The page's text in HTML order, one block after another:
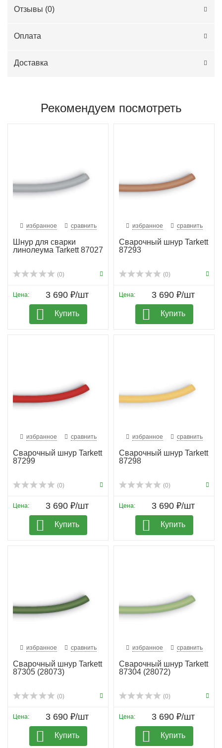
Отзывы (0)
Оплата
Доставка
Рекомендуем посмотреть
избранное сравнить
Шнур для сварки
линолеума Tarkett 87027
(0)
Цена: 3 690 ₽/шт
Купить
избранное сравнить
Сварочный шнур Tarkett
87293
(0)
Цена: 3 690 ₽/шт
Купить
избранное сравнить
Сварочный шнур Tarkett
87299
(0)
Цена: 3 690 ₽/шт
Купить
избранное сравнить
Сварочный шнур Tarkett
87298
(0)
Цена: 3 690 ₽/шт
Купить
избранное сравнить
Сварочный шнур Tarkett
87305 (28073)
(0)
Цена: 3 690 ₽/шт
Купить
избранное сравнить
Сварочный шнур Tarkett
87304 (28072)
(0)
Цена: 3 690 ₽/шт
Купить